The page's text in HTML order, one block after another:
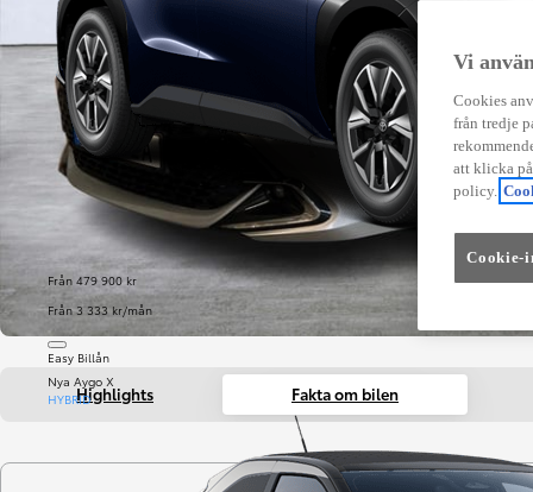
Från 479 900 kr
Från 3 333 kr/mån
Easy Billån
Nya Aygo X
HYBRIDHighlights Fakta om bilen
Vi
Cookies
från tredje
att klicka
policy.
Cookie-